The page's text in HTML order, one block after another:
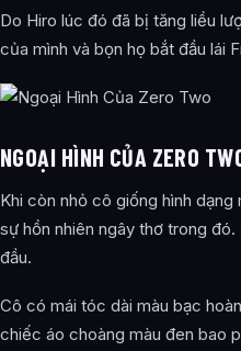
Do Hiro lúc đó đã bị tăng liều
của mình và bọn họ bắt đầu lái
NGOẠI HÌNH CỦA ZERO
Khi còn nhỏ cô giống hình
sự hồn nhiên ngây thơ trong
đầu.
Cô có mái tóc dài màu bạc
chiếc áo choàng màu đen bao